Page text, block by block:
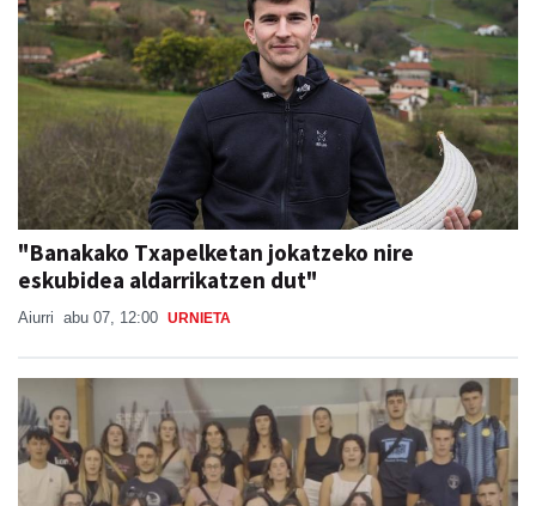
"Banakako Txapelketan jokatzeko nire
eskubidea aldarrikatzen dut"
Aiurri abu 07, 12:00 URNIETA